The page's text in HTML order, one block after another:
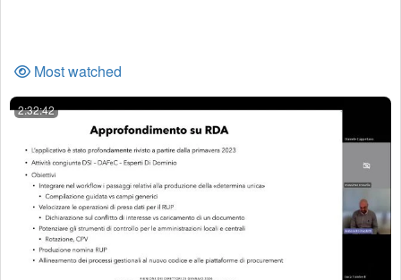
Most watched
2:32:42